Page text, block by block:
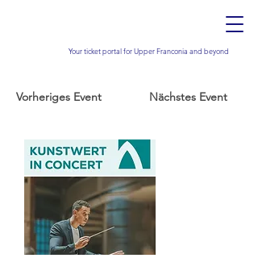
Your ticket portal for Upper Franconia and beyond
Vorheriges Event Nächstes Event